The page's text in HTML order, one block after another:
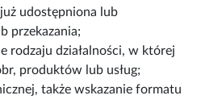
udostępniona lub
przekazania;
rodzaju działalności, w której
produktów lub usług;
także wskazanie formatu